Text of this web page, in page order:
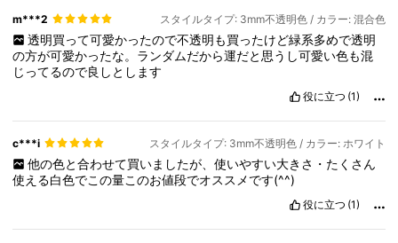
m***2 スタイルタイプ: 3mm不透明色 / カラー: 混合色
透明買って可愛かったので不透明も買ったけど緑系多めで透明
の方が可愛かったな。ランダムだから運だと思うし可愛い色も混
じってるので良しとします
役に立つ (1)
c***i スタイルタイプ: 3mm不透明色 / カラー: ホワイト
他の色と合わせて買いましたが、使いやすい大きさ・たくさん
使える白色でこの量このお値段でオススメです(^^)
役に立つ (1)